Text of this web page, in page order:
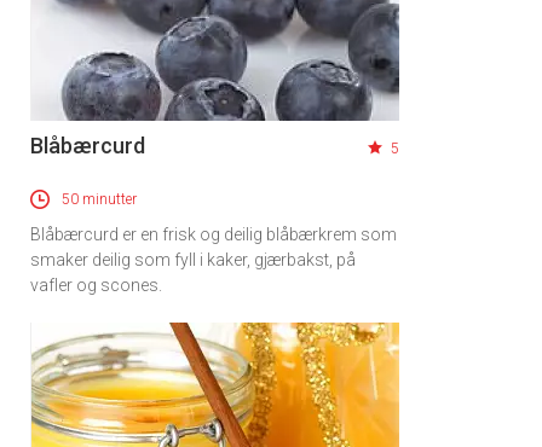
Blåbærcurd 5
50 minutter
Blåbærcurd er en frisk og deilig blåbærkrem som
smaker deilig som fyll i kaker, gjærbakst, på
vafler og scones.